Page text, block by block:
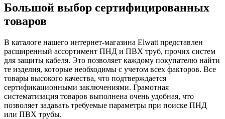
Большой выбор сертифицированных
товаров
В каталоге нашего интернет-магазина Elwatt представлен
расширенный ассортимент ПНД и ПВХ труб, прочих систем
для защиты кабеля. Это позволяет каждому покупателю найти
те изделия, которые необходимы с учетом всех факторов. Все
товары высокого качества, что подтверждается
сертификационными заключениями. Грамотная
систематизация товаров выполнена очень удобная, что
позволяет задавать требуемые параметры при поиске ПНД
или ПВХ трубы.